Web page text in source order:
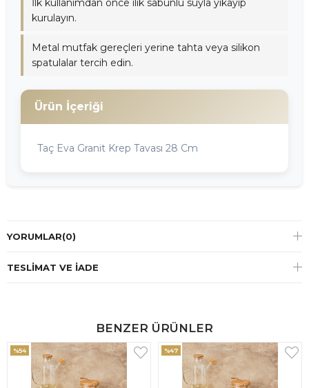
İlk kullanımdan önce ılık sabunlu suyla yıkayıp
kurulayın.
Metal mutfak gereçleri yerine tahta veya silikon
spatulalar tercih edin.
Ürün İçeriği
Taç Eva Granit Krep Tavası 28 Cm
YORUMLAR(0)
TESLIMAT VE İADE
BENZER ÜRÜNLER
%54 %47